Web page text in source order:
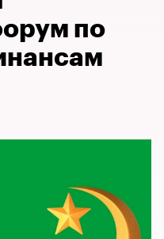
по